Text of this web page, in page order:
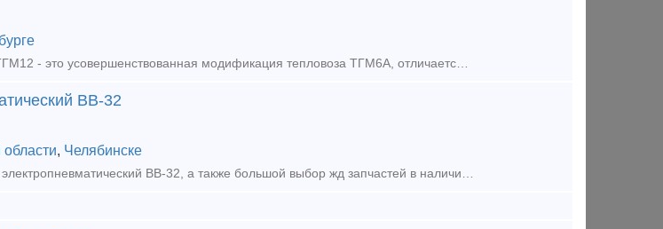
Тепловоз ТГМ-12. Тепловоз ТГМ12 - это усовершенствованная модификация тепловоза ТГМ6А, отличается от него улучшенной компоновкой агрегатов, применением без режимной двухтрансформаторной ги
ВВ-32
, Челябинске
В наличии на складе вентиль электропневматический ВВ-32, а также большой выбор жд запчастей в наличии и под заказ. Тип предложения: предлагаю продукцию, услугу